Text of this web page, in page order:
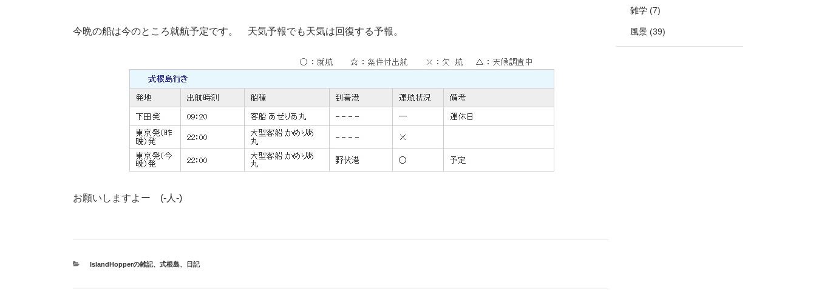
今晩の船は今のところ就航予定です。 天気予報でも天気は回復する予報。
お願いしますよー (-人-)
カIslandHopperの雑記、 式根島、 日記
雑学 (7)
風景 (39)